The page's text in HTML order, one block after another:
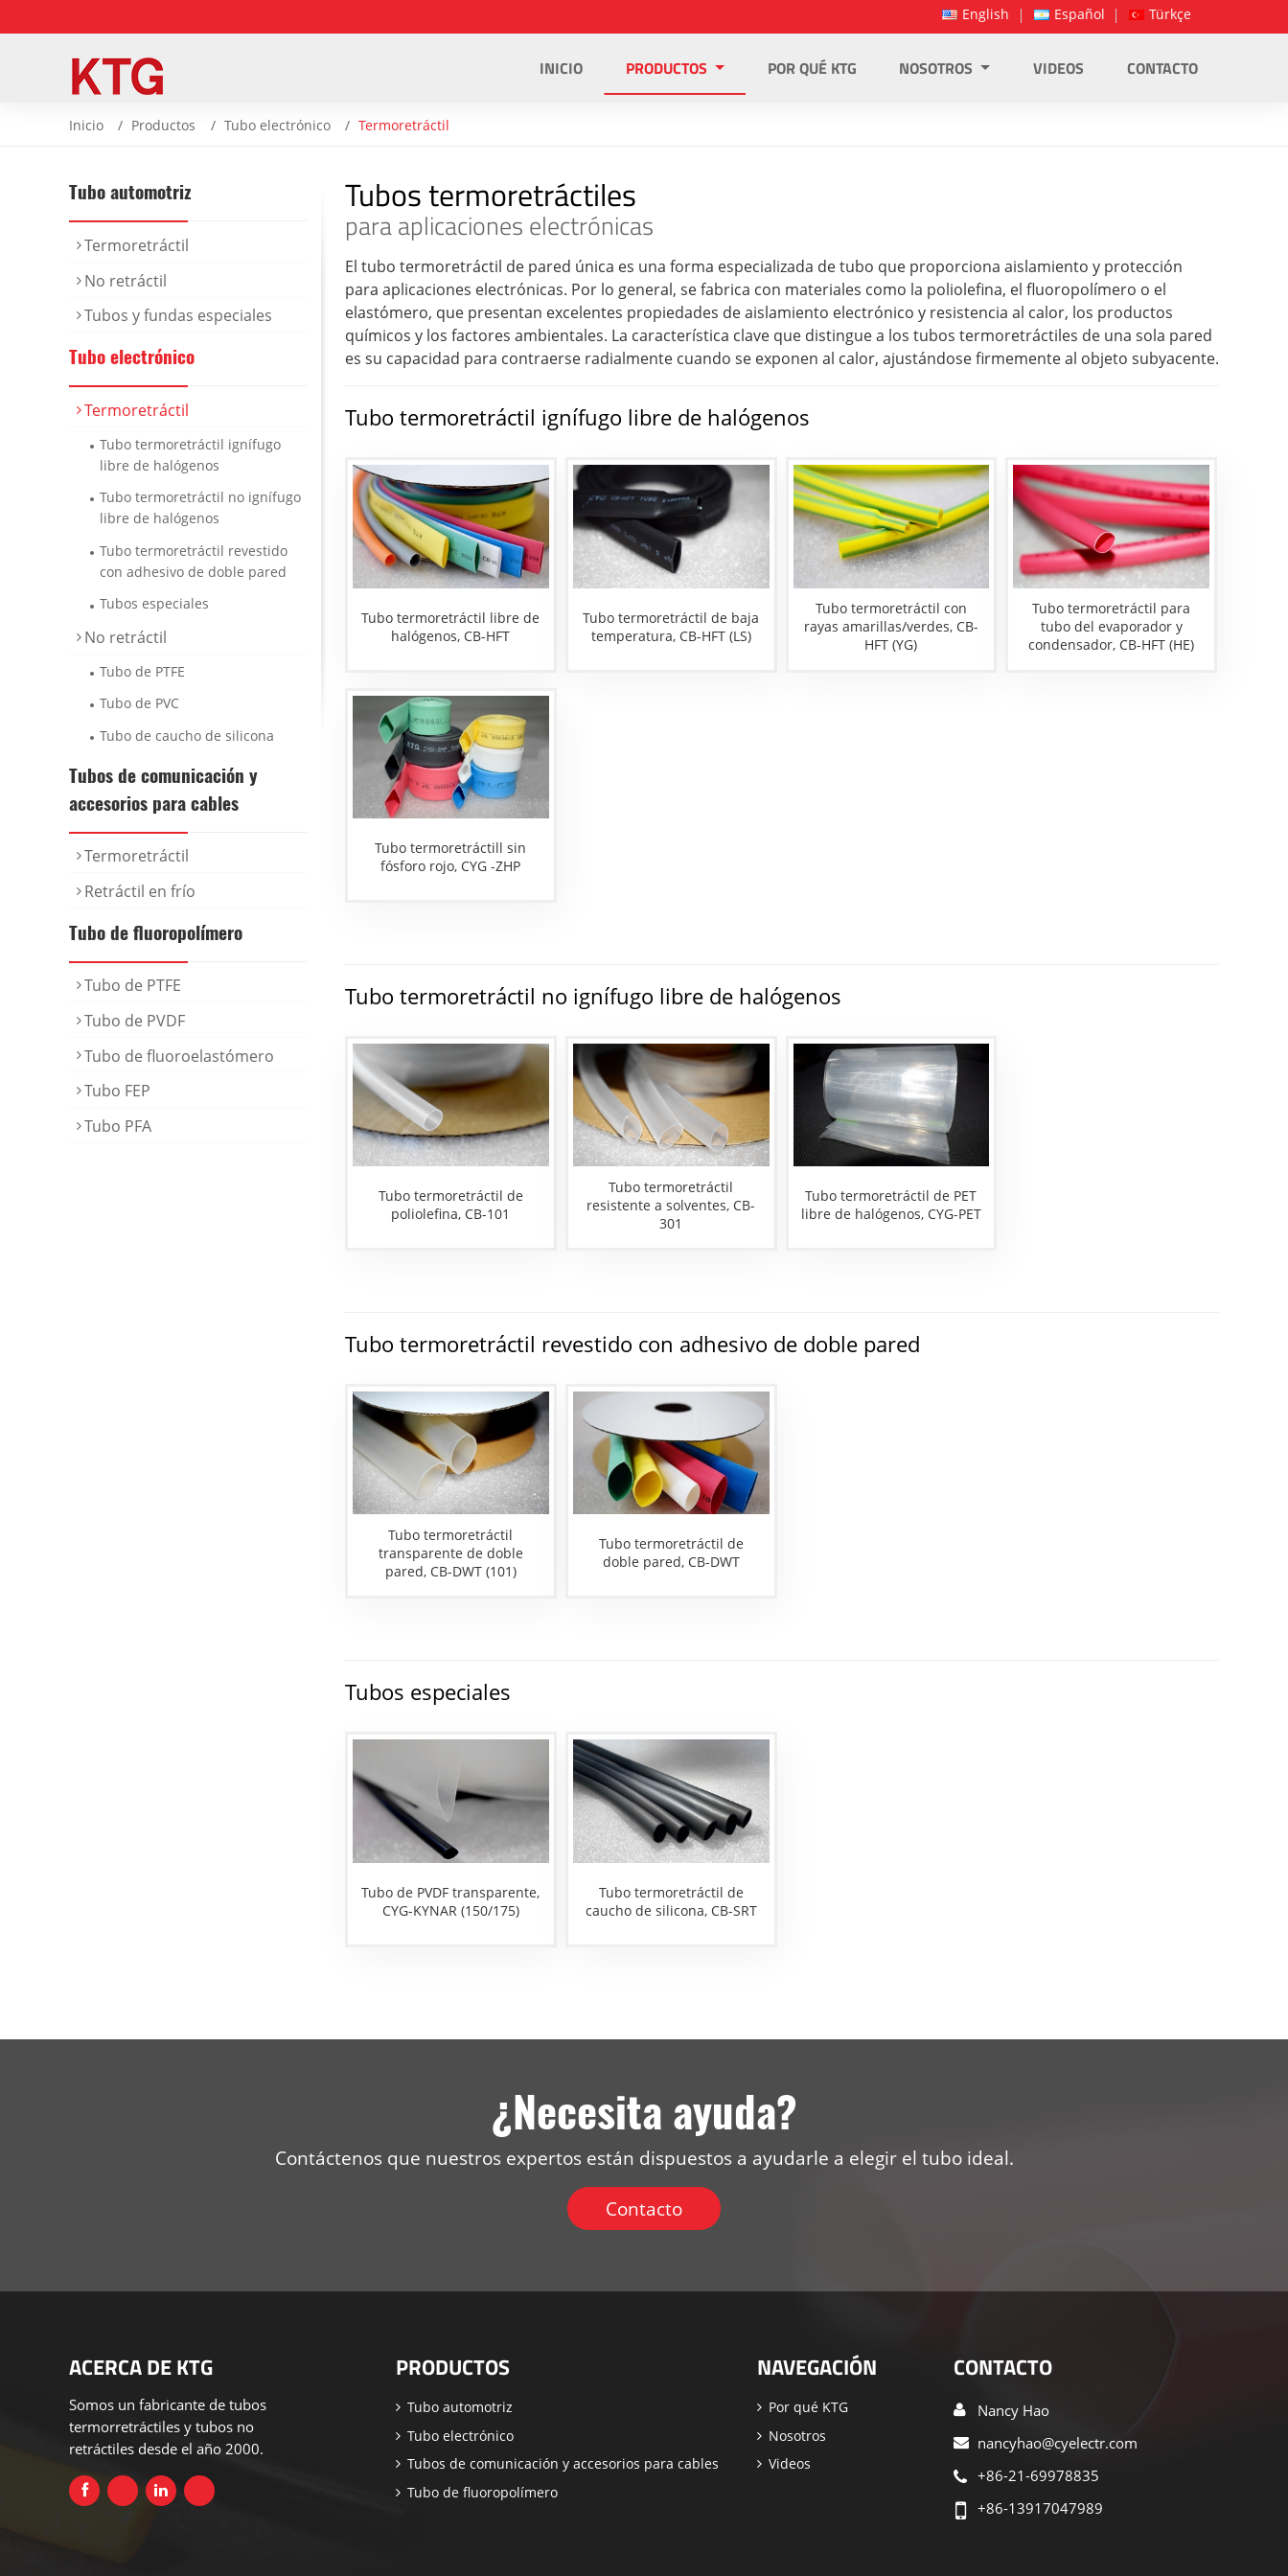
English Español Türkçe
INICIO PRODUCTOS POR QUÉ KTG NOSOTROS VIDEOS CONTACTO
Inicio Productos Tubo electrónico Termoretráctil
Tubos termoretráctiles
para aplicaciones electrónicas
El tubo termoretráctil de pared única es una forma especializada de tubo que proporciona aislamiento y protección
para aplicaciones electrónicas. Por lo general, se fabrica con materiales como la poliolefina, el fluoropolímero o el
elastómero, que presentan excelentes propiedades de aislamiento electrónico y resistencia al calor, los productos
químicos y los factores ambientales. La característica clave que distingue a los tubos termoretráctiles de una sola pared
es su capacidad para contraerse radialmente cuando se exponen al calor, ajustándose firmemente al objeto subyacente.
Tubo termoretráctil ignífugo libre de halógenos
Tubo termoretráctil libre de
halógenos, CB-HFT
Tubo termoretráctil de baja
temperatura, CB-HFT (LS)
Tubo termoretráctil con
rayas amarillas/verdes, CB-
HFT (YG)
Tubo termoretráctil para
tubo del evaporador y
condensador, CB-HFT (HE)
Tubo termoretráctill sin
fósforo rojo, CYG -ZHP
Tubo termoretráctil no ignífugo libre de halógenos
Tubo termoretráctil de
poliolefina, CB-101
Tubo termoretráctil
resistente a solventes, CB-
301
Tubo termoretráctil de PET
libre de halógenos, CYG-PET
Tubo termoretráctil revestido con adhesivo de doble pared
Tubo termoretráctil
transparente de doble
pared, CB-DWT (101)
Tubo termoretráctil de
doble pared, CB-DWT
Tubos especiales
Tubo de PVDF transparente,
CYG-KYNAR (150/175)
Tubo termoretráctil de
caucho de silicona, CB-SRT
Tubo automotriz
Termoretráctil
No retráctil
Tubos y fundas especiales
Tubo electrónico
Termoretráctil
Tubo termoretráctil ignífugo
libre de halógenos
Tubo termoretráctil no ignífugo
libre de halógenos
Tubo termoretráctil revestido
con adhesivo de doble pared
Tubos especiales
No retráctil
Tubo de PTFE
Tubo de PVC
Tubo de caucho de silicona
Tubos de comunicación y
accesorios para cables
Termoretráctil
Retráctil en frío
Tubo de fluoropolímero
Tubo de PTFE
Tubo de PVDF
Tubo de fluoroelastómero
Tubo FEP
Tubo PFA
¿Necesita ayuda?
Contáctenos que nuestros expertos están dispuestos a ayudarle a elegir el tubo ideal.
Contacto
ACERCA DE KTG
Somos un fabricante de tubos
termorretráctiles y tubos no
retráctiles desde el año 2000.
PRODUCTOS
Tubo automotriz
Tubo electrónico
Tubos de comunicación y accesorios para cables
Tubo de fluoropolímero
NAVEGACIÓN
Por qué KTG
Nosotros
Videos
CONTACTO
Nancy Hao
nancyhao@cyelectr.com
+86-21-69978835
+86-13917047989